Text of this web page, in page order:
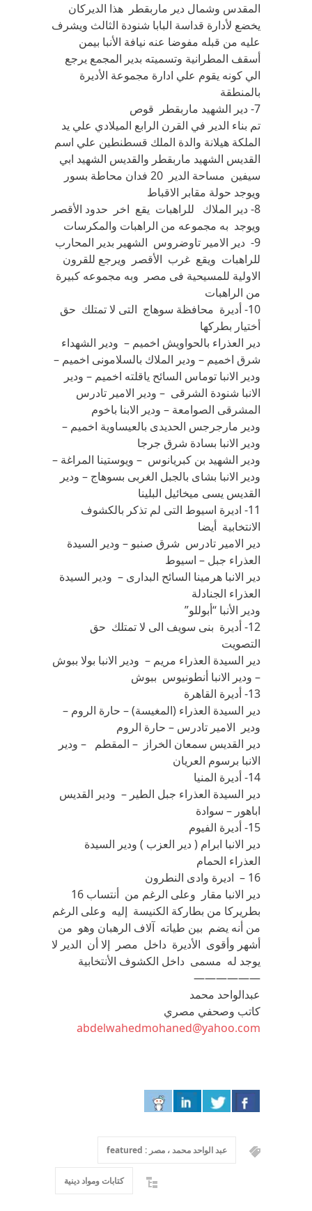
المقدس وشمال دير ماربقطر هذا الديركان
يخضع لأدارة قداسة البابا شنودة الثالث ويشرف
عليه من قبله مفوضا عنه نيافة الأنبا بيمن
أسقف المطرانية وتسميته بدير المجمع يرجع
الي كونه يقوم علي ادارة مجموعة الأديرة
بالمنطقة
7- دير الشهيد ماربقطر قوص
تم بناء الدير في القرن الرابع الميلادي علي يد
الملكة هيلانة والدة الملك قسطنطين علي اسم
القديس الشهيد ماربقطر والقديس الشهيد ابي
سيفين مساحة الدير 20 فدان محاطة بسور
ويوجد حولة مقابر الاقباط
8- دير الملاك للراهبات يقع اخر حدود الأقصر
ويوجد به مجموعه من الراهبات والمكرسات
9- دير الامير تاوضروس الشهير بدير المحارب
للراهبات ويقع غرب الأقصر ويرجع للقرون
الاولية للمسيحية فى مصر وبه مجموعه كبيرة
من الراهبات
10- أديرة محافظة سوهاج التى لا تمتلك حق
أختيار بطركها
دير العذراء بالحواويش اخميم – ودير الشهداء
شرق اخميم – ودير الملاك بالسلامونى اخميم –
ودير الانبا توماس السائح ياقلته اخميم – ودير
الانبا شنودة الشرقى – ودير الامير تادرس
المشرقى الصوامعة – ودير الابنا باخوم
ودير مارجرجس الحديدى بالعيساوية اخميم –
ودير الانبا بسادة شرق جرجا
ودير الشهيد بن كبريانوس – ويوستينا المراغة –
ودير الانبا بشاى بالجبل الغربى بسوهاج – ودير
القديس يسى ميخائيل البلينا
11- اديرة اسيوط التى لم تذكر بالكشوف
الانتخابية أيضا
دير الامير تادرس شرق صنبو – ودير السيدة
العذراء جبل – اسيوط
دير الانبا هرمينا السائح البدارى – ودير السيدة
العذراء الجنادلة
ودير الأنبا “أبوللو”
12- أديرة بنى سويف الى لا تمتلك حق
التصويت
دير السيدة العذراء مريم – ودير الانبا بولا ببوش
– ودير الانبا أنطونيوس ببوش
13- أديرة القاهرة
دير السيدة العذراء (المغيسة) – حارة الروم –
ودير الامير تادرس – حارة الروم
دير القديس سمعان الخراز – المقطم – ودير
الانبا برسوم العريان
14- أديرة المنيا
دير السيدة العذراء جبل الطير – ودير القديس
اباهور – سوادة
15- أديرة الفيوم
دير الانبا ابرام ( دير العزب ) ودير السيدة
العذراء الحمام
16 – اديرة وادى النطرون
دير الانبا مقار وعلى الرغم من أنتساب 16
بطريركا من بطاركة الكنيسة إليه وعلى الرغم
من أنه يضم بين طياته آلاف الرهبان وهو من
أشهر وأقوى الأديرة داخل مصر إلا أن الدير لا
يوجد له مسمى داخل الكشوف الأنتخابية
——————
عبدالواحد محمد
كاتب وصحفي مصري
abdelwahedmohaned@yahoo.com
عبد الواحد محمد ، مصر : featured
كتابات ومواد دينية